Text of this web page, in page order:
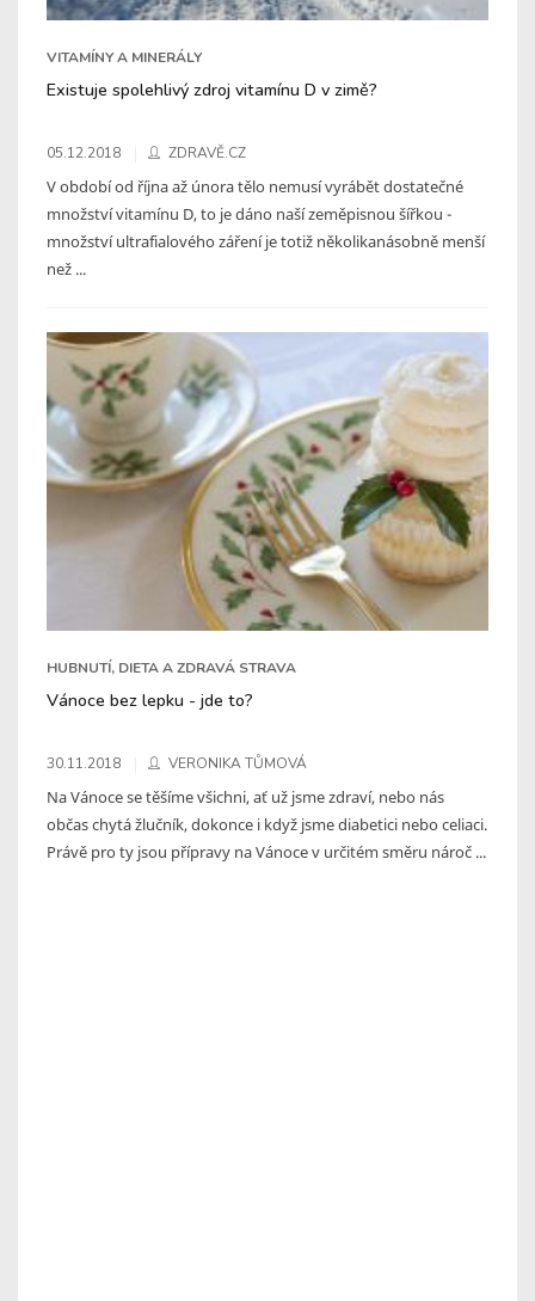
VITAMÍNY A MINERÁLY
Existuje spolehlivý zdroj vitamínu D v zimě?
05.12.2018 ZDRAVĚ.CZ
V období od října až února tělo nemusí vyrábět dostatečné
množství vitamínu D, to je dáno naší zeměpisnou šířkou -
množství ultrafialového záření je totiž několikanásobně menší
než ...
HUBNUTÍ, DIETA A ZDRAVÁ STRAVA
Vánoce bez lepku - jde to?
30.11.2018 VERONIKA TŮMOVÁ
Na Vánoce se těšíme všichni, ať už jsme zdraví, nebo nás
občas chytá žlučník, dokonce i když jsme diabetici nebo celiaci.
Právě pro ty jsou přípravy na Vánoce v určitém směru nároč ...